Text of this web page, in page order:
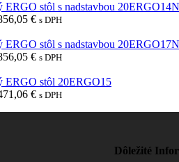
stôl s nadstavbou 20ERGO14N
€ s DPH
stôl s nadstavbou 20ERGO17N
€ s DPH
ERGO stôl 20ERGO15
€ s DPH
Dôležité